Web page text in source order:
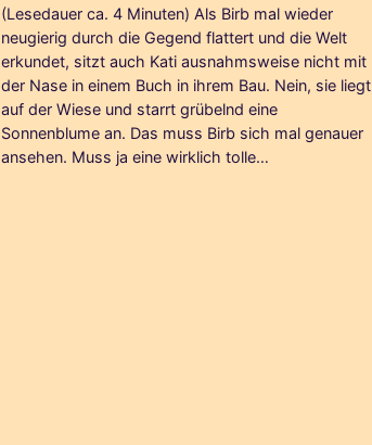
(Lesedauer ca. 4 Minuten) Als Birb mal wieder
neugierig durch die Gegend flattert und die Welt
erkundet, sitzt auch Kati ausnahmsweise nicht mit
der Nase in einem Buch in ihrem Bau. Nein, sie liegt
auf der Wiese und starrt grübelnd eine
Sonnenblume an. Das muss Birb sich mal genauer
ansehen. Muss ja eine wirklich tolle…